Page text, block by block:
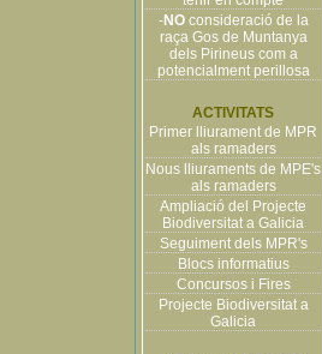
-NOconsideració de la
raça Gos de Muntanya
dels Pirineus com a
potencialment perillosa
ACTIVITATS
Primer lliurament de MPR
als ramaders
Nous lliuraments de MPE's
als ramaders
Ampliació del Projecte
Biodiversitat a Galicia
Seguiment dels MPR's
Blocs informatius
Concursos i Fires
Projecte Biodiversitat a
Galicia